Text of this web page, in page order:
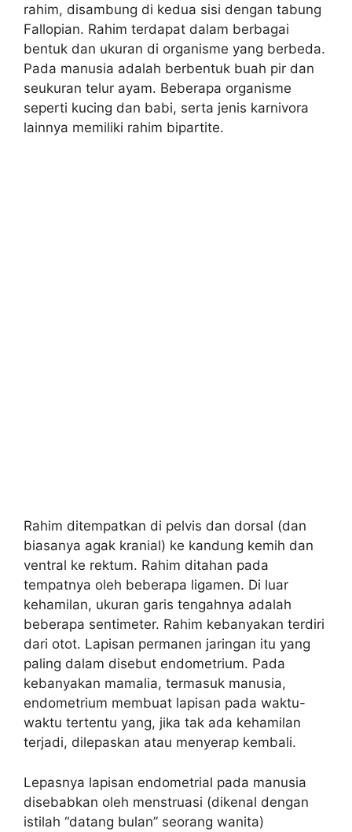
rahim, disambung di kedua sisi dengan tabung
Fallopian. Rahim terdapat dalam berbagai
bentuk dan ukuran di organisme yang berbeda.
Pada manusia adalah berbentuk buah pir dan
seukuran telur ayam. Beberapa organisme
seperti kucing dan babi, serta jenis karnivora
lainnya memiliki rahim bipartite.
Rahim ditempatkan di pelvis dan dorsal (dan
biasanya agak kranial) ke kandung kemih dan
ventral ke rektum. Rahim ditahan pada
tempatnya oleh beberapa ligamen. Di luar
kehamilan, ukuran garis tengahnya adalah
beberapa sentimeter. Rahim kebanyakan terdiri
dari otot. Lapisan permanen jaringan itu yang
paling dalam disebut endometrium. Pada
kebanyakan mamalia, termasuk manusia,
endometrium membuat lapisan pada waktu-
waktu tertentu yang, jika tak ada kehamilan
terjadi, dilepaskan atau menyerap kembali.
Lepasnya lapisan endometrial pada manusia
disebabkan oleh menstruasi (dikenal dengan
istilah “datang bulan” seorang wanita)